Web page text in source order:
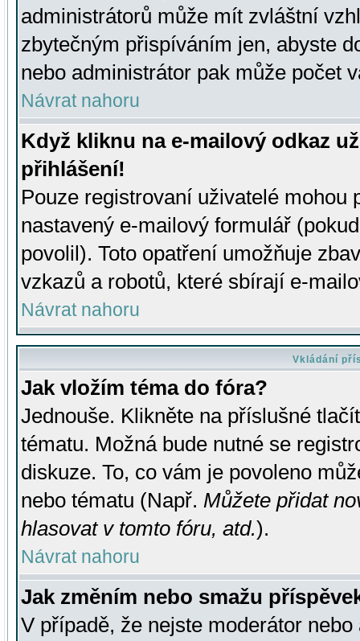
administrátorů může mít zvláštní
zbytečným přispíváním jen, abyste
nebo administrátor pak může počet
Návrat nahoru
Když kliknu na e-mailový odkaz
přihlášení!
Pouze registrovaní uživatelé mohou
nastavený e-mailový formulář
povolil). Toto opatření umožňuje
vzkazů a robotů, které sbírají e-
Návrat nahoru
Vkládání
Jak vložím téma do fóra?
Jednouše. Klikněte na příslušné
tématu. Možná bude nutné se
diskuze. To, co vám je povoleno
nebo tématu (Např. Můžete přidat
hlasovat v tomto fóru, atd.).
Návrat nahoru
Jak změním nebo smažu
V případě, že nejste moderátor